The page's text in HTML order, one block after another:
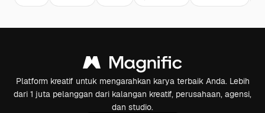
Platform kreatif untuk mengarahkan karya terbaik Anda. Lebih
dari 1 juta pelanggan dari kalangan kreatif, perusahaan, agensi,
dan studio.